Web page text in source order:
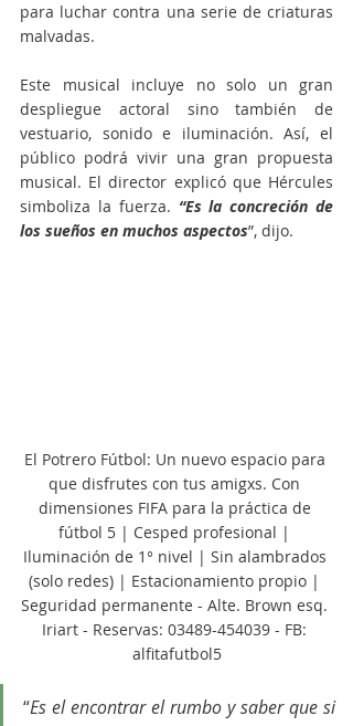
para luchar contra una serie de criaturas
malvadas.
Este musical incluye no solo un gran
despliegue actoral sino también de
vestuario, sonido e iluminación. Así, el
público podrá vivir una gran propuesta
musical. El director explicó que Hércules
simboliza la fuerza. “Es la concreción de
los sueños en muchos aspectos”, dijo.
El Potrero Fútbol: Un nuevo espacio para
que disfrutes con tus amigxs. Con
dimensiones FIFA para la práctica de
fútbol 5 | Cesped profesional |
Iluminación de 1° nivel | Sin alambrados
(solo redes) | Estacionamiento propio |
Seguridad permanente - Alte. Brown esq.
Iriart - Reservas: 03489-454039 - FB:
alfitafutbol5
“Es el encontrar el rumbo y saber que si